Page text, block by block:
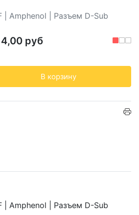
| Amphenol | Разъем D-Sub
руб
В корзину
| Amphenol | Разъем D-Sub